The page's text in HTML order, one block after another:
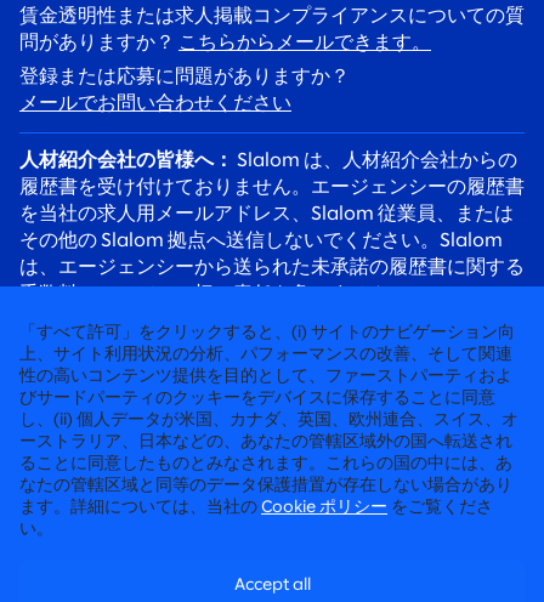
賃金透明性または求人掲載コンプライアンスについての質
問がありますか？ こちらからメールできます。
登録または応募に問題がありますか？
メールでお問い合わせください
人材紹介会社の皆様へ： Slalom は、人材紹介会社からの
履歴書を受け付けておりません。エージェンシーの履歴書
を当社の求人用メールアドレス、Slalom 従業員、または
その他の Slalom 拠点へ送信しないでください。Slalom
は、エージェンシーから送られた未承諾の履歴書に関する
応募者の皆様へ： 採用詐欺にご注意ください。Slalom の
リクルーターは必ず @slalom.com のメールアドレスを使
用してご連絡します。また、採用プロセスの一環として、
候補者に料金を請求することは決してありません。
徹底して“人”に向き合うコンサルティング
©2026 SLALOM, INC. 無断転載禁止
「すべて許可」をクリックすると、(i) サイトのナビゲーション向
上、サイト利用状況の分析、パフォーマンスの改善、そして関連
性の高いコンテンツ提供を目的として、ファーストパーティおよ
びサードパーティのクッキーをデバイスに保存することに同意
し、(ii) 個人データが米国、カナダ、英国、欧州連合、スイス、オ
ーストラリア、日本などの、あなたの管轄区域外の国へ転送され
ることに同意したものとみなされます。これらの国の中には、あ
なたの管轄区域と同等のデータ保護措置が存在しない場合があり
ます。詳細については、当社の Cookie ポリシー をご覧くださ
い。
Accept all